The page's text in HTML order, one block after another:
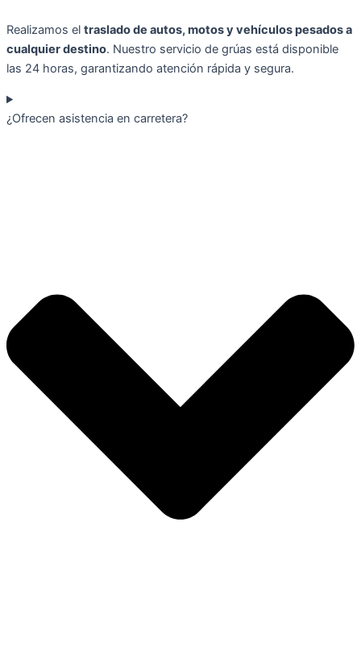
Realizamos el traslado de autos, motos y vehículos pesados a
cualquier destino. Nuestro servicio de grúas está disponible
las 24 horas, garantizando atención rápida y segura.
¿Ofrecen asistencia en carretera?